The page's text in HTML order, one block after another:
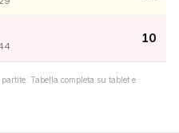
10
Tabella completa su tablet e